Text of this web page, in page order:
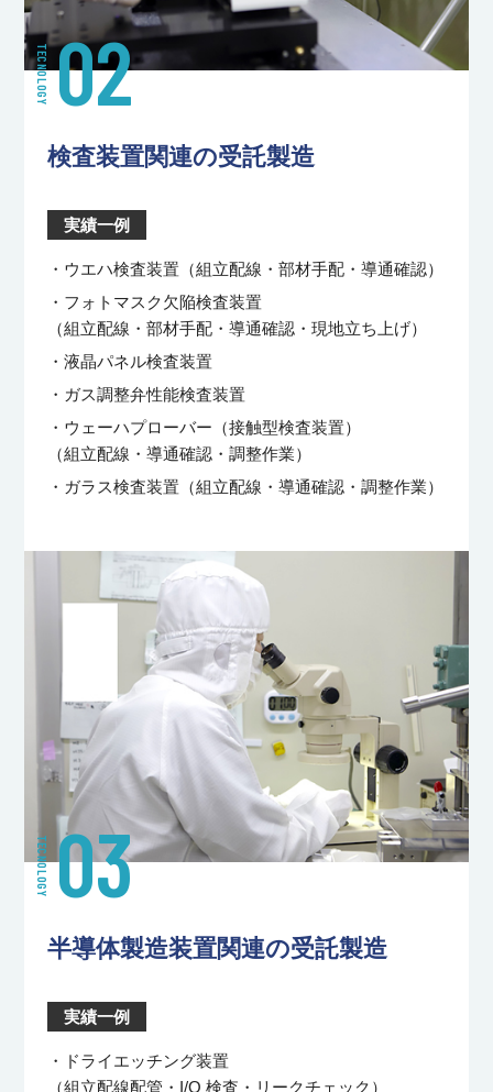
TECNOLOGY02
検査装置関連の受託製造
実績一例
・ウエハ検査装置（組立配線・部材手配・導通確認）
・フォトマスク欠陥検査装置
（組立配線・部材手配・導通確認・現地立ち上げ）
・液晶パネル検査装置
・ガス調整弁性能検査装置
・ウェーハプローバー（接触型検査装置）
（組立配線・導通確認・調整作業）
・ガラス検査装置（組立配線・導通確認・調整作業）
TECNOLOGY03
半導体製造装置関連の受託製造
実績一例
・ドライエッチング装置
（組立配線配管・I/O 検査・リークチェック）